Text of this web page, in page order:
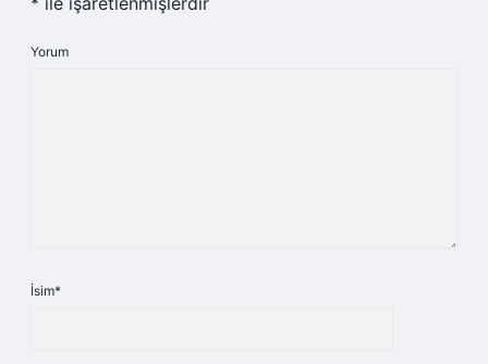
Yorum
İsim*